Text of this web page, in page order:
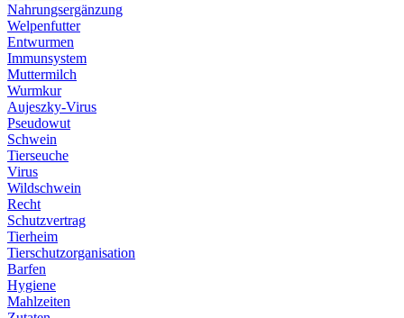
Nahrungsergänzung
Welpenfutter
Entwurmen
Immunsystem
Muttermilch
Wurmkur
Aujeszky-Virus
Pseudowut
Schwein
Tierseuche
Virus
Wildschwein
Recht
Schutzvertrag
Tierheim
Tierschutzorganisation
Barfen
Hygiene
Mahlzeiten